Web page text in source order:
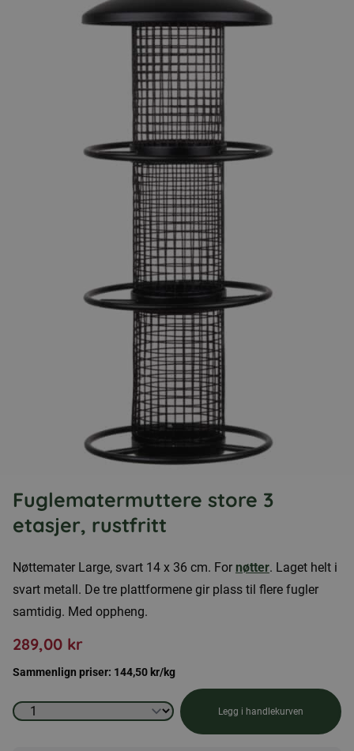
Fuglematermuttere store 3
etasjer, rustfritt
Nøttemater Large, svart 14 x 36 cm. For nøtter. Laget helt i
svart metall. De tre plattformene gir plass til flere fugler
samtidig. Med oppheng.
289,00 kr
Sammenlign priser: 144,50 kr/kg
Fuglematermuttere
Legg i handlekurven